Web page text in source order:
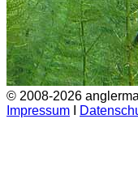
© 2008-2026
Impressum